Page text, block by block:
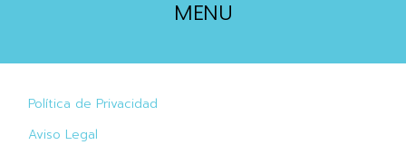
MENU
Política de Privacidad
Aviso Legal